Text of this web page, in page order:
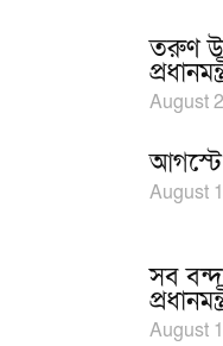
তরুণ
August
আগস্টে
August
সব
August